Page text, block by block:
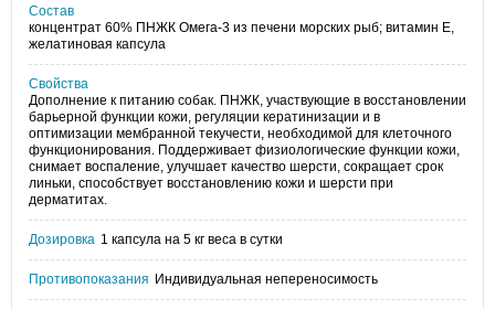
Состав
концентрат 60% ПНЖК Омега-3 из печени морских рыб; витамин Е,
желатиновая капсула
Свойства
Дополнение к питанию собак. ПНЖК, участвующие в восстановлении
барьерной функции кожи, регуляции кератинизации и в
оптимизации мембранной текучести, необходимой для клеточного
функционирования. Поддерживает физиологические функции кожи,
снимает воспаление, улучшает качество шерсти, сокращает срок
линьки, способствует восстановлению кожи и шерсти при
дерматитах.
Дозировка 1 капсула на 5 кг веса в сутки
Противопоказания Индивидуальная непереносимость